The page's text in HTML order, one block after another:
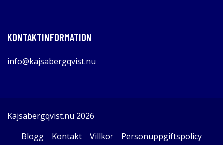
KONTAKTINFORMATION
info@kajsabergqvist.nu
Kajsabergqvist.nu 2026
Blogg
Kontakt Villkor
Personuppgiftspolicy